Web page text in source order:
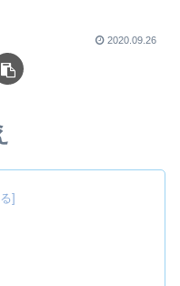
2020.09.26